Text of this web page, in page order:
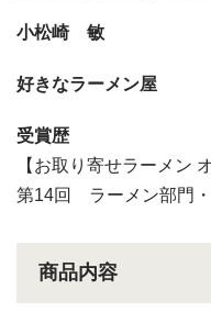
小松崎 敏
好きなラーメン屋
受賞歴
【お取り寄せラーメン
第14回 ラーメン部門
商品内容